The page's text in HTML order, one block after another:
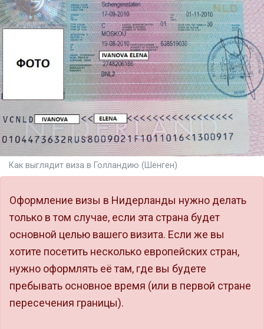
Как выглядит виза в Голландию (Шенген)
Оформление визы в Нидерланды нужно делать
только в том случае, если эта страна будет
основной целью вашего визита. Если же вы
хотите посетить несколько европейских стран,
нужно оформлять её там, где вы будете
пребывать основное время (или в первой стране
пересечения границы).